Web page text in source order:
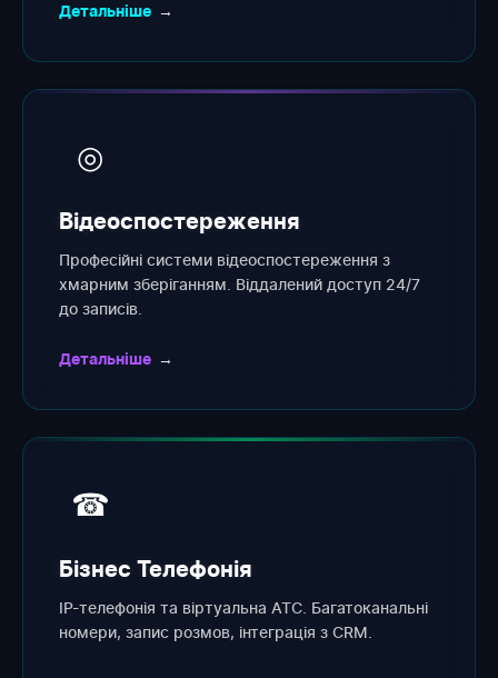
Детальніше →
◎
Відеоспостереження
Професійні системи відеоспостереження з
хмарним зберіганням. Віддалений доступ 24/7
до записів.
Детальніше →
☎
Бізнес Телефонія
IP-телефонія та віртуальна АТС. Багатоканальні
номери, запис розмов, інтеграція з CRM.